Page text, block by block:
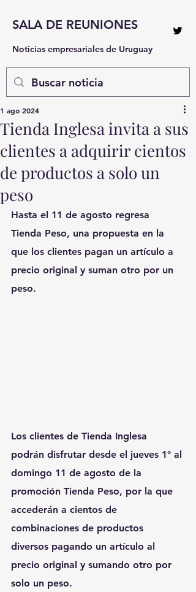
SALA DE REUNIONES
Noticias empresariales de Uruguay
Tienda Inglesa invita a sus
clientes a adquirir cientos
de productos a solo un
peso
1 ago 2024
Hasta el 11 de agosto regresa
Tienda Peso, una propuesta en la
que los clientes pagan un artículo a
precio original y suman otro por un
peso.
Los clientes de Tienda Inglesa
podrán disfrutar desde el jueves 1° al
domingo 11 de agosto de la
promoción Tienda Peso, por la que
accederán a cientos de
combinaciones de productos
diversos pagando un artículo al
precio original y sumando otro por
solo un peso.